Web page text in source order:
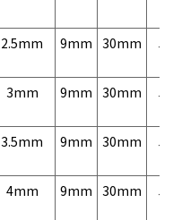
2.5mm 9mm 30mm
3mm 9mm 30mm
3.5mm 9mm 30mm
4mm 9mm 30mm